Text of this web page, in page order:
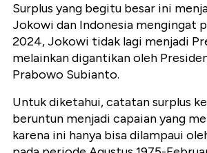
Surplus yang begitu besar ini
Jokowi dan Indonesia mengingat
2024, Jokowi tidak lagi menjadi
melainkan digantikan oleh
Prabowo Subianto.
Untuk diketahui, catatan surplus
beruntun menjadi capaian yang
karena ini hanya bisa dilampaui